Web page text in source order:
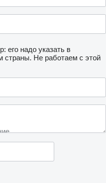
его надо указать в
страны. Не работаем с этой